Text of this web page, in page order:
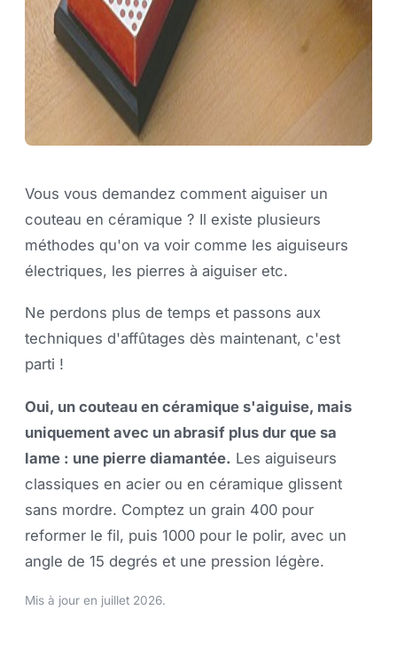
Vous vous demandez comment aiguiser un
couteau en céramique ? Il existe plusieurs
méthodes qu'on va voir comme les aiguiseurs
électriques, les pierres à aiguiser etc.
Ne perdons plus de temps et passons aux
techniques d'affûtages dès maintenant, c'est
parti !
Oui, un couteau en céramique s'aiguise, mais
uniquement avec un abrasif plus dur que sa
lame : une pierre diamantée. Les aiguiseurs
classiques en acier ou en céramique glissent
sans mordre. Comptez un grain 400 pour
reformer le fil, puis 1000 pour le polir, avec un
angle de 15 degrés et une pression légère.
Mis à jour en juillet 2026.